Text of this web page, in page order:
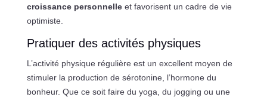
croissance personnelleet favorisent un cadre de vie
optimiste.
Pratiquer des activités physiques
L’activité physique régulière est un excellent moyen de
stimuler la production de sérotonine, l’hormone du
bonheur. Que ce soit faire du yoga, du jogging ou une